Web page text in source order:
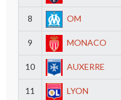
8 OM
9 MONACO
10 AUXERRE
11 LYON